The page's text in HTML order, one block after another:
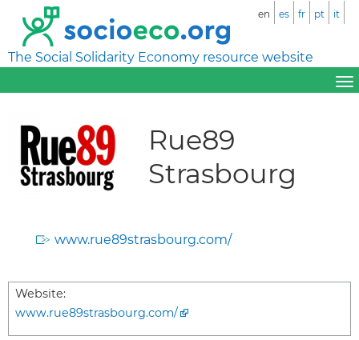
The Social Solidarity Economy resource website
en es fr pt it
Rue89
Strasbourg
www.rue89strasbourg.com/
Website:
www.rue89strasbourg.com/